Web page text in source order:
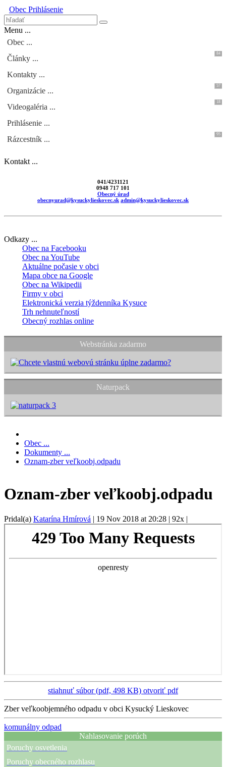
Obec Prihlásenie
Menu ...
Obec ...
Články ...
84
Kontakty ...
Organizácie ...
57
Videogaléria ...
18
Prihlásenie ...
Rázcestník ...
95
Kontakt ...
041/4231121
0948 717 101
Obecný úrad
obecnyurad@kysuckylieskovec.sk admin@kysuckylieskovec.sk
Odkazy ...
Obec na Facebooku
Obec na YouTube
Aktuálne počasie v obci
Mapa obce na Google
Obec na Wikipedii
Firmy v obci
Elektronická verzia týždenníka Kysuce
Trh nehnuteľností
Obecný rozhlas online
Webstránka zadarmo
Naturpack
Obec ...
Dokumenty ...
Oznam-zber veľkoobj.odpadu
Oznam-zber veľkoobj.odpadu
Pridal(a) Katarína Hmírová | 19 Nov 2018 at 20:28 | 92x |
stiahnuť súbor (pdf, 498 KB) otvoriť pdf
Zber veľkoobjemného odpadu v obci Kysucký Lieskovec
komunálny odpad
Nahlasovanie porúch
Poruchy osvetlenia
Poruchy obecného rozhlasu